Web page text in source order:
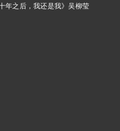
年之后，我还是我》吴柳莹